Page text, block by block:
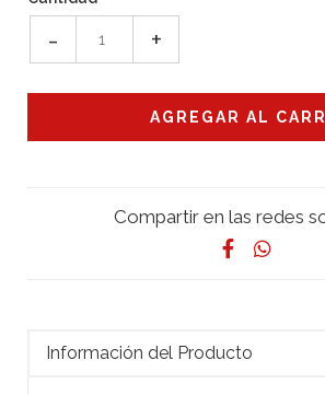
- +
Compartir en las redes
Información del Producto